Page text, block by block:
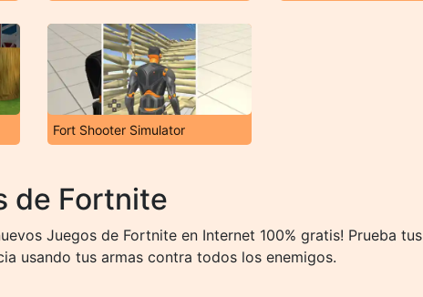
Fort Shooter Simulator
de Fortnite
Juegos de Fortnite en Internet 100% gratis! Prueba tus
usando tus armas contra todos los enemigos.